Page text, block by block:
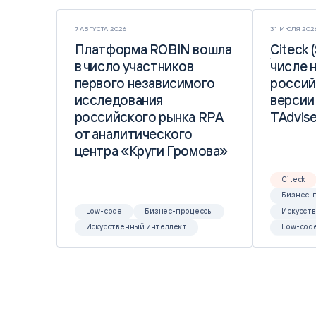
7 АВГУСТА 2026
Платформа ROBIN вошла
в число участников
первого независимого
исследования
российского рынка RPA
от аналитического
центра «Круги Громова»
Платформа ROBIN вошла
в число участников
первого независимого
исследования
российского рынка RPA
от аналитического
центра «Круги Громова»
Low-code
Бизнес-процессы
Искусственный интеллект
31 ИЮЛЯ
Citeck
числе
Citeck
числе
Citeck
Бизнес-
Low-